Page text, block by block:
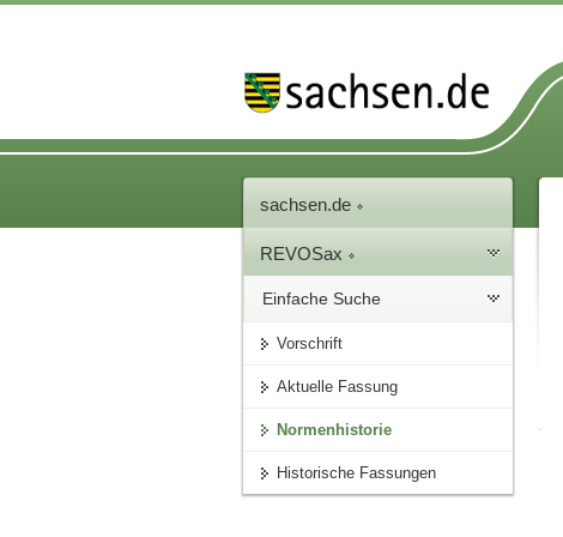
sachsen.de
REVOSax
Einfache Suche
Vorschrift
Aktuelle Fassung
Normenhistorie
Historische Fassungen